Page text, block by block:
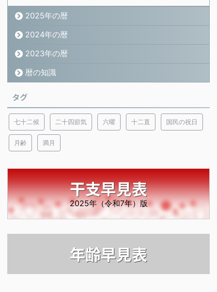
2025年の暦
2024年の暦
2023年の暦
暦の知識
タグ
七十二候 二十四節気 六曜 十二直 国民の祝日
月齢 満月
干支早見表
2025年（令和7年）版
年齢早見表